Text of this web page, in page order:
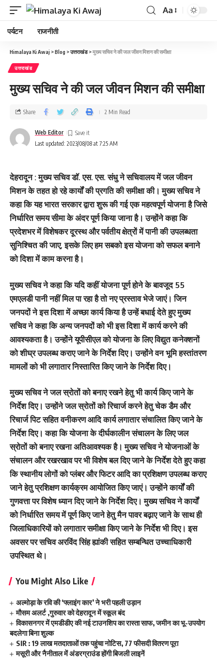
Aa
पर्यटन राजनीती
Himalaya Ki Awaj >Blog >उत्तराखंड>मुख्‍य सचिव ने की जल जीवन मिशन की समीक्षा
उत्तराखंड
मुख्‍य सचिव ने की जल जीवन मिशन की समीक्षा
Last updated: 2023/08/08 at 7:25 AM
Web Editor
Share 2 Min Read
देहरादून : मुख्य सचिव डॉ. एस. एस. संधु ने सचिवालय में जल जीवन
मिशन के तहत हो रहे कार्यों की प्रगति की समीक्षा की। मुख्य सचिव ने
कहा कि यह भारत सरकार द्वारा शुरू की गई एक महत्वपूर्ण योजना है जिसे
निर्धारित समय सीमा के अंदर पूर्ण किया जाना है। उन्होंने कहा कि
प्रदेशभर में विशेषकर दूरस्थ और पर्वतीय क्षेत्रों में पानी की उपलब्धता
सुनिश्चित की जाए, इसके लिए हम सबको इस योजना को सफल बनाने
को दिशा में काम करना है।
मुख्य सचिव ने कहा कि यदि कहीं योजना पूर्ण होने के बावजूद 55
एमएलडी पानी नहीं मिल पा रहा है तो नए प्रस्ताव भेजे जाएं। जिन
जनपदों ने इस दिशा में अच्छा कार्य किया है उन्हें बधाई देते हुए मुख्य
सचिव ने कहा कि अन्य जनपदों को भी इस दिशा में कार्य करने की
आवश्यकता है। उन्होंने यूपीसीएल को योजना के लिए विद्युत कनेक्शनों
को शीघ्र उपलब्ध कराए जाने के निर्देश दिए। उन्होंने वन भूमि हस्तांतरण
मामलों को भी लगातार निस्तारित किए जाने के निर्देश दिए।
मुख्य सचिव ने जल स्रोतों को बनाए रखने हेतु भी कार्य किए जाने के
निर्देश दिए। उन्होंने जल स्रोतों को रिचार्ज करने हेतु चेक डैम और
रिचार्ज पिट सहित वनीकरण आदि कार्य लगातार संचालित किए जाने के
निर्देश दिए। कहा कि योजना के दीर्घकालीन संचालन के लिए जल
स्रोतों को बनाए रखना अतिआवश्यक है। मुख्य सचिव ने योजनाओं के
संचालन और रखरखाव पर भी विशेष बल दिए जाने के निर्देश देते हुए कहा
कि स्थानीय लोगों को प्लंबर और फिटर आदि का प्रशिक्षण उपलब्ध कराए
जाने हेतु प्रशिक्षण कार्यक्रम आयोजित किए जाएं। उन्होंने कार्यों की
गुणवत्ता पर विशेष ध्यान दिए जाने के निर्देश दिए। मुख्य सचिव ने कार्यों
को निर्धारित समय में पूर्ण किए जाने हेतु मैन पावर बढ़ाए जाने के साथ ही
जिलाधिकारियों को लगातार समीक्षा किए जाने के निर्देश भी दिए। इस
अवसर पर सचिव अरविंद सिंह ह्यांकी सहित सम्बन्धित उच्चाधिकारी
उपस्थित थे।
You Might Also Like
अल्मोड़ा के रवि की ‘फ्लाइंग कार’ ने भरी पहली उड़ान
मौसम अलर्ट ,गुरुवार को देहरादून में स्कूल बंद
विकासनगर में एमडीडीए की नई टाउनशिप का रास्ता साफ, जमीन का भू-उपयोग
बदलेगा बिना शुल्क
SIR : 19 लाख मतदाताओं तक पहुंचा नोटिस, 77 फीसदी वितरण पूरा
मसूरी और नैनीताल में अंडरग्राउंड होंगी बिजली लाइनें